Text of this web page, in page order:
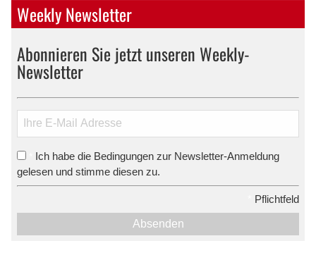
Weekly Newsletter
Abonnieren Sie jetzt unseren Weekly-
Newsletter
Ich habe die Bedingungen zur Newsletter-Anmeldung
gelesen und stimme diesen zu.
Pflichtfeld
Absenden